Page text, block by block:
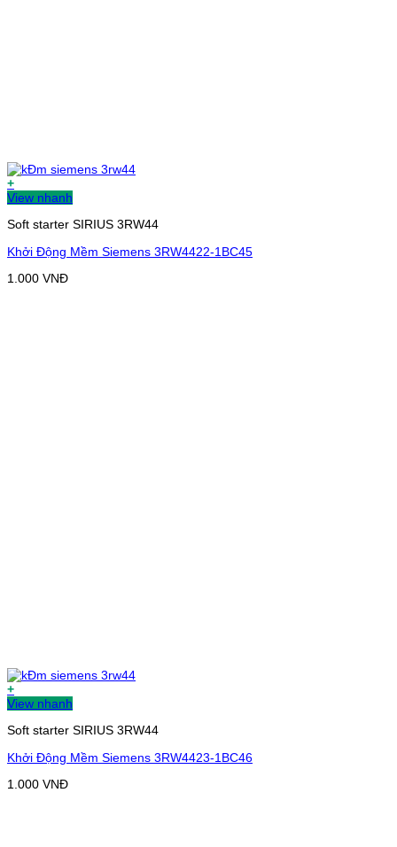
+
View nhanh
Soft starter SIRIUS 3RW44
Khởi Động Mềm Siemens 3RW4422-1BC45
1.000 VNĐ
+
View nhanh
Soft starter SIRIUS 3RW44
Khởi Động Mềm Siemens 3RW4423-1BC46
1.000 VNĐ